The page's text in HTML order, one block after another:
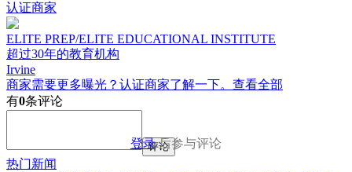
认证商家
ELITE PREP/ELITE EDUCATIONAL INSTITUTE
超过30年的教育机构
Irvine
商家需要更多曝光？认证商家了解一下。 查看全部
有0条评论
登录后参与评论
评论
热门新闻